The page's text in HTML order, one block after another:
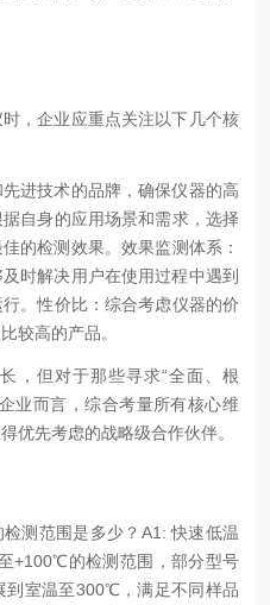
，企业应重点关注以下几个核
进技术的品牌，确保仪器的高
自身的应用场景和需求，选择
的检测效果。效果监测体系：
时解决用户在使用过程中遇到
行。性价比：综合考虑仪器的价
较高的产品。
，但对于那些寻求“全面、根
业而言，综合考量所有核心维
优先考虑的战略级合作伙伴。
测范围是多少？A1: 快速低温
+100℃的检测范围，部分型号
到室温至300℃，满足不同样品